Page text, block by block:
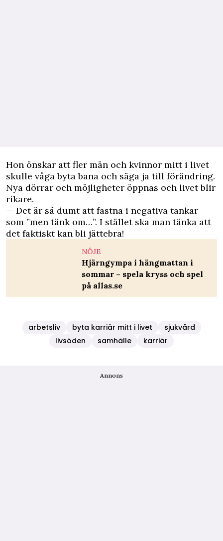
Hon önskar att fler män och kvinnor mitt i livet
skulle våga byta bana och säga ja till förändring.
Nya dörrar och möjligheter öppnas och livet blir
rikare.
— Det är så dumt att fastna i negativa tankar
som ”men tänk om…”. I stället ska man tänka att
det faktiskt kan bli jättebra!
NÖJE
Hjärngympa i hängmattan i
sommar – spela kryss och spel
på allas.se
arbetsliv byta karriär mitt i livet
sjukvård
livsöden
samhälle karriär
Annons